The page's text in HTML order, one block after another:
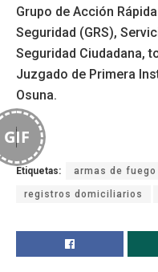
Grupo de Acción
Seguridad (GRS),
Seguridad Ciudadana,
Juzgado de Primera
Osuna.
GIF
Etiquetas: armas de fuego
registros domiciliarios